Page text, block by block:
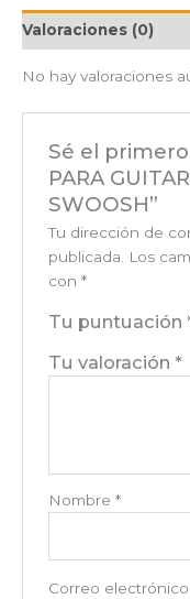
Valoraciones (0)
No hay valoraciones
Sé el
PARA
SWOOSH”
Tu dirección de
publicada.
Los
con *
Tu puntuación
Tu valoración *
Nombre *
Correo electrónico